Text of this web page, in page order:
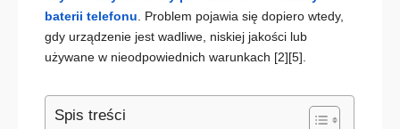
baterii telefonu. Problem pojawia się dopiero wtedy,
gdy urządzenie jest wadliwe, niskiej jakości lub
używane w nieodpowiednich warunkach [2][5].
Spis treści